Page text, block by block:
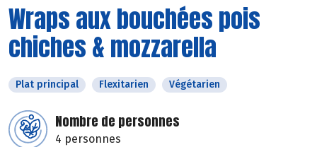
Wraps aux bouchées pois
chiches & mozzarella
Plat principal Flexitarien Végétarien
Nombre de personnes
4 personnes